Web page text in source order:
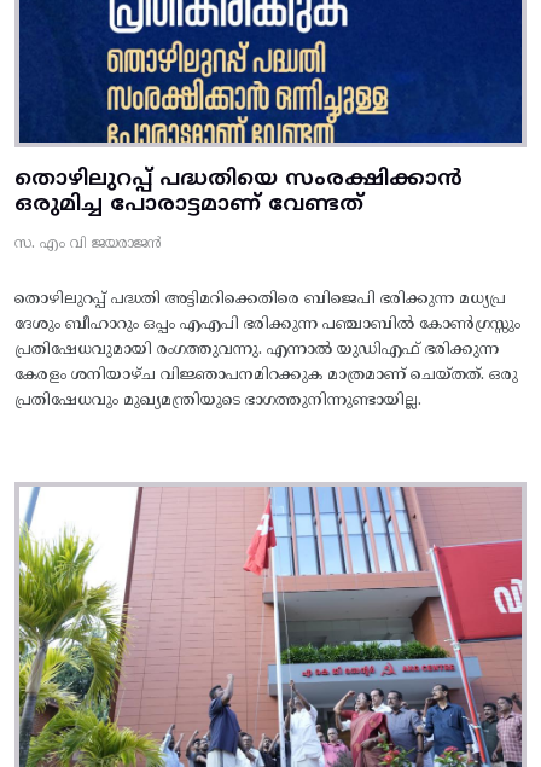
തൊഴിലുറപ്പ് പദ്ധതിയെ സംരക്ഷിക്കാൻ
ഒരുമിച്ച പോരാട്ടമാണ് വേണ്ടത്
സ. എം വി ജയരാജൻ
തൊഴിലുറപ്പ് പദ്ധതി അട്ടിമറിക്കെതിരെ ബിജെപി ഭരിക്കുന്ന മധ്യപ്ര
ദേശും ബീഹാറും ഒപ്പം എഎപി ഭരിക്കുന്ന പഞ്ചാബിൽ കോൺഗ്രസ്സും
പ്രതിഷേധവുമായി രംഗത്തുവന്നു. എന്നാൽ യുഡിഎഫ് ഭരിക്കുന്ന
കേരളം ശനിയാഴ്ച വിജ്ഞാപനമിറക്കുക മാത്രമാണ് ചെയ്തത്. ഒരു
പ്രതിഷേധവും മുഖ്യമന്ത്രിയുടെ ഭാഗത്തുനിന്നുണ്ടായില്ല.